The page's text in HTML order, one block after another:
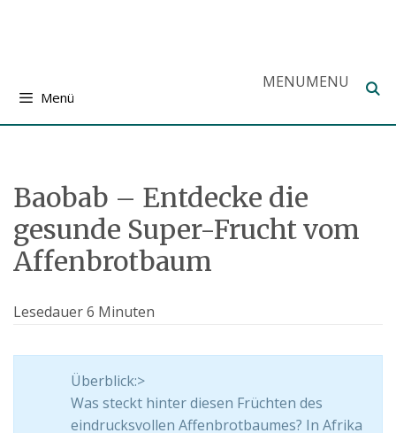
Menü
MENUMENU
Baobab – Entdecke die
gesunde Super-Frucht vom
Affenbrotbaum
Lesedauer6 Minuten
Überblick:>
Was steckt hinter diesen Früchten des
eindrucksvollen Affenbrotbaumes? In Afrika